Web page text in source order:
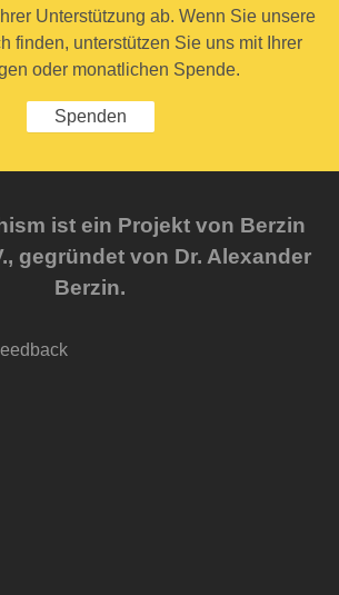
Unterstützung ab. Wenn Sie unsere
finden, unterstützen Sie uns mit Ihrer
oder monatlichen Spende.
Spenden
ist ein Projekt von Berzin
gegründet von Dr. Alexander
Berzin.